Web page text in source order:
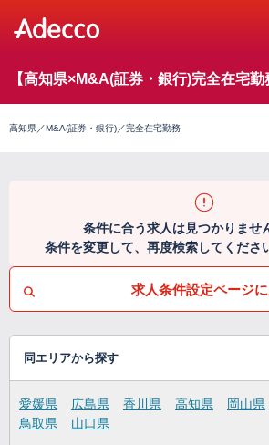
【高知県×M&A(証券・銀行)完全在宅
高知県／M&A(証券・銀行)／完全在宅勤務
条件に合う求人は見つかりませ
条件を変更して、再度検索してくださ
求人条件設定ページ
同エリアから探す
愛媛県 広島県 香川県 高知県 岡山県
鳥取県
山口県